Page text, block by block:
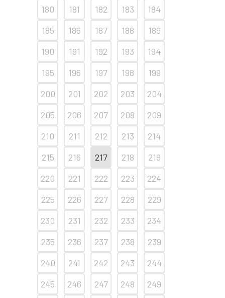
180
181 182 183
184
185
186 187 188
189
190
191 192 193
194
195
196 197 198
199
200
201 202 203
204
205
206 207 208
209
210
211 212 213
214
215
216 217 218
219
220
221 222 223
224
225
226 227 228
229
230
231 232 233
234
235
236 237 238
239
240
241 242 243
244
245
246 247 248
249